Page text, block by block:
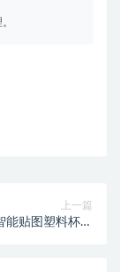
上一篇
贴图塑料杯样